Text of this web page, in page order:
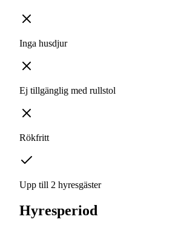
Inga husdjur
Ej tillgänglig med rullstol
Rökfritt
Upp till 2 hyresgäster
Hyresperiod